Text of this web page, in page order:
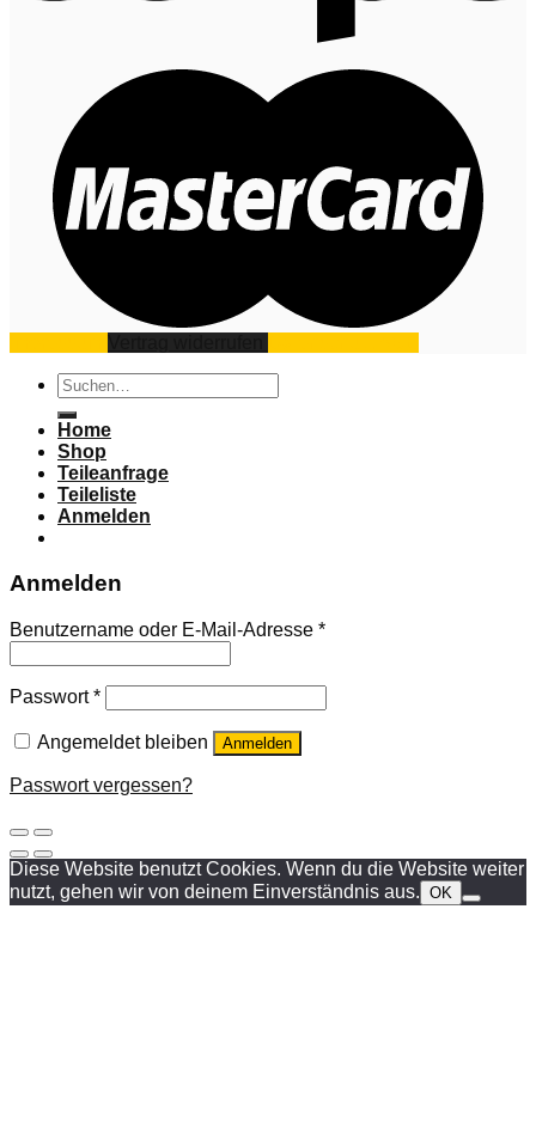
Suchen
nach:
Home
Shop
Teileanfrage
Teileliste
Anmelden
Anmelden
Benutzername oder E-Mail-Adresse *
Passwort*
Angemeldet bleiben Anmelden
Passwort vergessen?
Diese Website benutzt Cookies. Wenn du die Website weiter
nutzt, gehen wir von deinem Einverständnis aus. OK